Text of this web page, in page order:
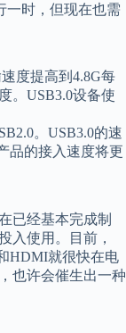
一时，但现在也需
度提高到4.8G每
。USB3.0设备使
。USB3.0的速
品的接入速度将更
已经基本完成制
入使用。目前，
HDMI就很快在电
也许会催生出一种